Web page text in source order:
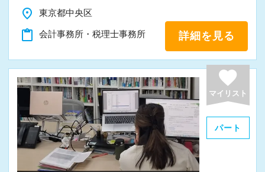
place 東京都中央区
content_paste 会計事務所・税理士事務所 詳細を見る
favorite
マイリスト
パート